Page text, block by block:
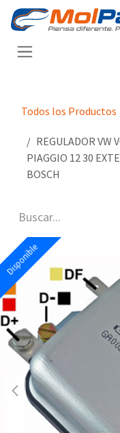
Ir al contenido
Todos los Productos
REGULADOR VW
PIAGGIO 12 30
BOSCH
Disponible
Disponible